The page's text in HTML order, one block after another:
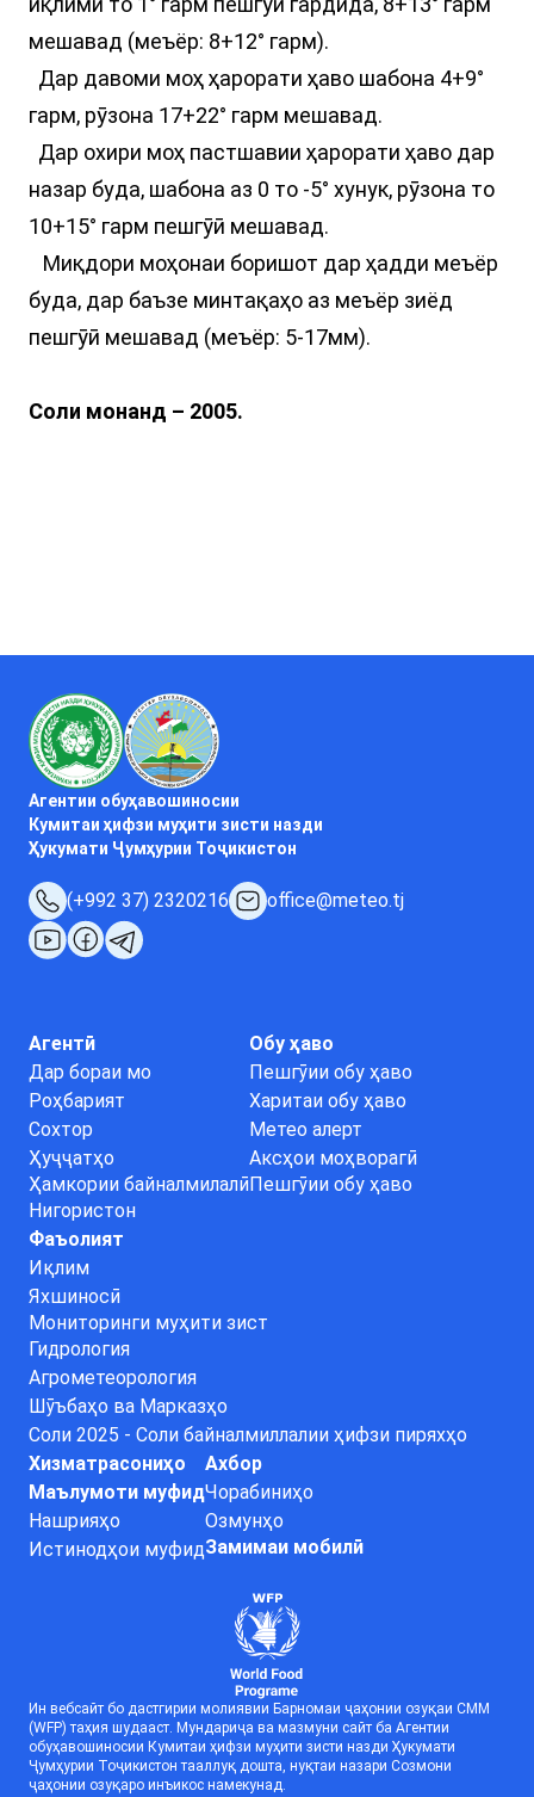
мешавад (меъёр: 8+12° гарм).
Дар давоми моҳ ҳарорати ҳаво шабона 4+9°
гарм, рӯзона 17+22° гарм мешавад.
Дар охири моҳ пастшавии ҳарорати ҳаво дар
назар буда, шабона аз 0 то -5° хунук, рӯзона то
10+15° гарм пешгӯӣ мешавад.
Миқдори моҳонаи боришот дар ҳадди меъёр
буда, дар баъзе минтақаҳо аз меъёр зиёд
пешгӯӣ мешавад (меъёр: 5-17мм).
Соли монанд – 2005.
Агентии обуҳавошиносии
Кумитаи ҳифзи муҳити зисти назди
Ҳукумати Ҷумҳурии Тоҷикистон
(+992 37) 2320216 office@meteo.tj
Агентӣ
Дар бораи мо
Роҳбарият
Сохтор
Ҳуҷҷатҳо
Ҳамкории байналмилалӣ
Нигористон
Обу ҳаво
Пешгӯии обу ҳаво
Харитаи обу ҳаво
Метео алерт
Аксҳои моҳворагӣ
Пешгӯии обу ҳаво
Фаъолият
Иқлим
Яхшиносӣ
Мониторинги муҳити зист
Гидрология
Агрометеорология
Шӯъбаҳо ва Марказҳо
Соли 2025 - Соли байналмиллалии ҳифзи пиряхҳо
Хизматрасониҳо
Маълумоти муфид
Нашрияҳо
Истинодҳои муфид
Ахбор
Чорабиниҳо
Озмунҳо
Замимаи мобилӣ
Ин вебсайт бо дастгирии молиявии Барномаи ҷаҳонии озуқаи СММ
(WFP) таҳия шудааст. Мундариҷа ва мазмуни сайт ба Агентии
обуҳавошиносии Кумитаи ҳифзи муҳити зисти назди Ҳукумати
Ҷумҳурии Тоҷикистон тааллуқ дошта, нуқтаи назари Созмони
ҷаҳонии озуқаро инъикос намекунад.